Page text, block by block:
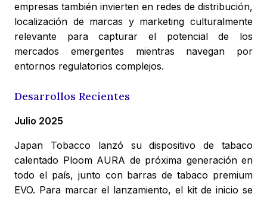
empresas también invierten en redes de distribución,
localización de marcas y marketing culturalmente
relevante para capturar el potencial de los
mercados emergentes mientras navegan por
entornos regulatorios complejos.
Desarrollos Recientes
Julio 2025
Japan Tobacco lanzó su dispositivo de tabaco
calentado Ploom AURA de próxima generación en
todo el país, junto con barras de tabaco premium
EVO. Para marcar el lanzamiento, el kit de inicio se